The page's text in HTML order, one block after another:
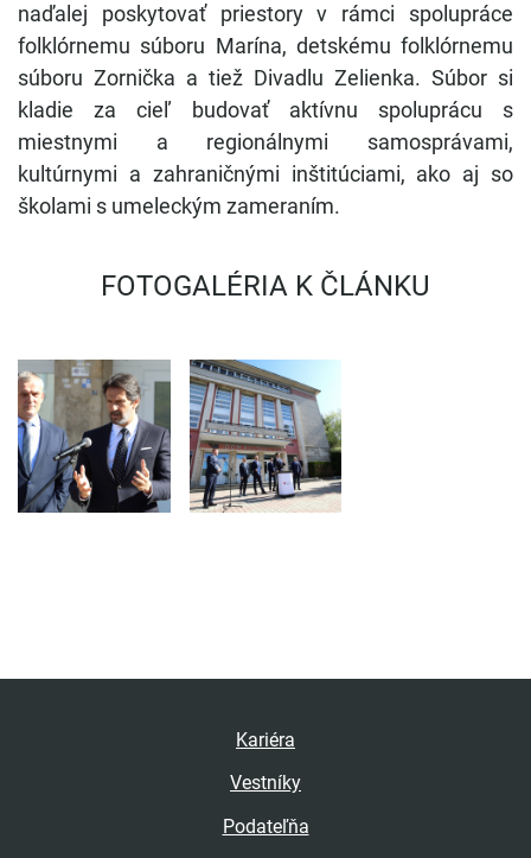
naďalej poskytovať priestory v rámci spolupráce
folklórnemu súboru Marína, detskému folklórnemu
súboru Zornička a tiež Divadlu Zelienka. Súbor si
kladie za cieľ budovať aktívnu spoluprácu s
miestnymi a regionálnymi samosprávami,
kultúrnymi a zahraničnými inštitúciami, ako aj so
školami s umeleckým zameraním.
FOTOGALÉRIA K ČLÁNKU
Kariéra
Vestníky
Podateľňa